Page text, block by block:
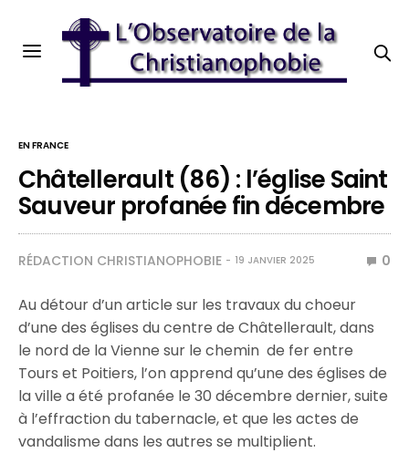
EN FRANCE
Châtellerault (86) : l’église Saint
Sauveur profanée fin décembre
RÉDACTION CHRISTIANOPHOBIE 19 JANVIER 2025 0
Au détour d’un article sur les travaux du choeur
d’une des églises du centre de Châtellerault, dans
le nord de la Vienne sur le chemin de fer entre
Tours et Poitiers, l’on apprend qu’une des églises de
la ville a été profanée le 30 décembre dernier, suite
à l’effraction du tabernacle, et que les actes de
vandalisme dans les autres se multiplient.